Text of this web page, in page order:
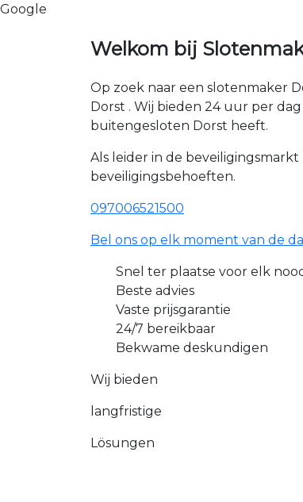
Google
Welkom bij
Op zoek naar een slotenmaker
Dorst . Wij bieden 24 uur per
buitengesloten Dorst heeft.
Als leider in de
beveiligingsbehoeften.
097006521500
Bel ons op elk moment van de
Snel ter plaatse voor elk
Beste advies
Vaste prijsgarantie
24/7 bereikbaar
Bekwame deskundigen
Wij bieden
langfristige
Lösungen